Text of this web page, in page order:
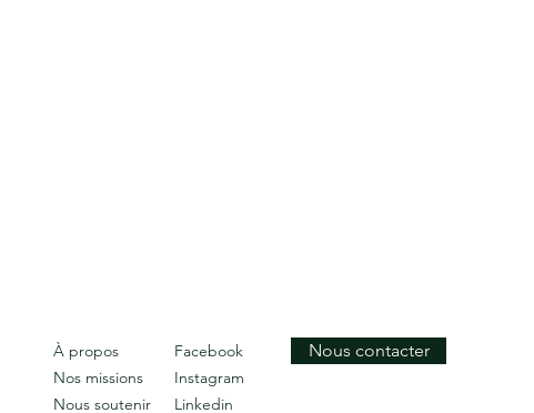
À propos
Nos missions
Nous soutenir
Facebook
Instagram
Linkedin
Nous contacter